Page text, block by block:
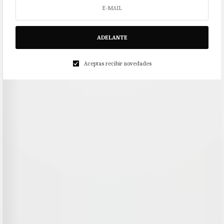
ADELANTE
Aceptas recibir novedades